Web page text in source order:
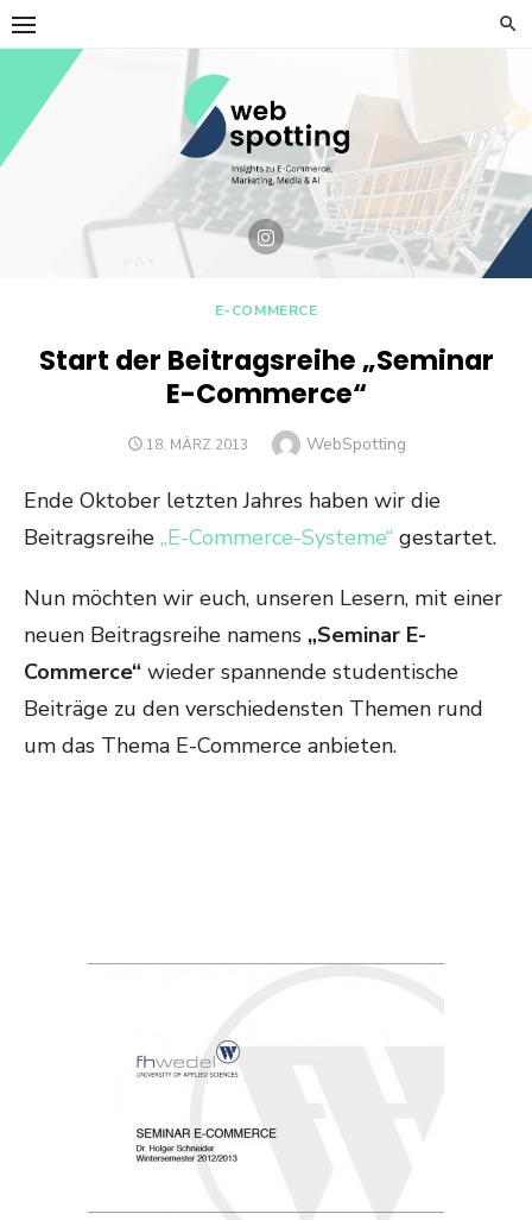
Skip
to
content
E-COMMERCE
Start der Beitragsreihe „Seminar
E-Commerce“
POSTED
18. MÄRZ 2013 Author
WebSpotting
Ende Oktober letzten Jahres haben wir die
Beitragsreihe „E-Commerce-Systeme“ gestartet.
Nun möchten wir euch, unseren Lesern, mit einer
neuen Beitragsreihe namens „Seminar E-
Commerce“ wieder spannende studentische
Beiträge zu den verschiedensten Themen rund
um das Thema E-Commerce anbieten.